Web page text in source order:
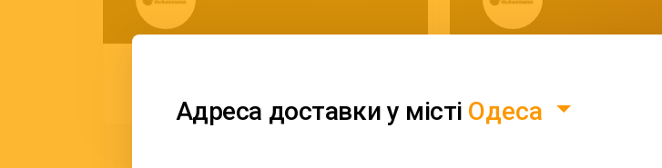
Адреса доставки у місті Одеса